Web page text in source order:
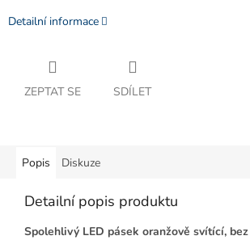
Detailní informace
ZEPTAT SE SDÍLET
Popis Diskuze
Detailní popis produktu
Spolehlivý LED pásek oranžově svítící,